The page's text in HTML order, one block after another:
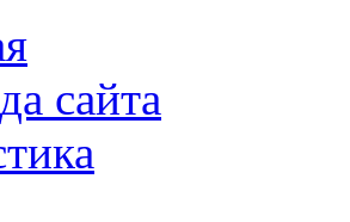
сайта